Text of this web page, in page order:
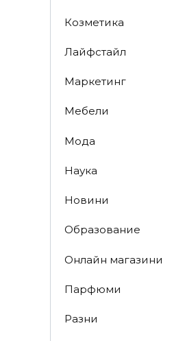
Козметика
Лайфстайл
Маркетинг
Мебели
Мода
Наука
Новини
Образование
Онлайн магазини
Парфюми
Разни